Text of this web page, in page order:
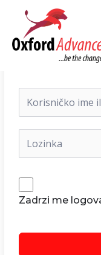
Dobrodošli
Zadrzi me